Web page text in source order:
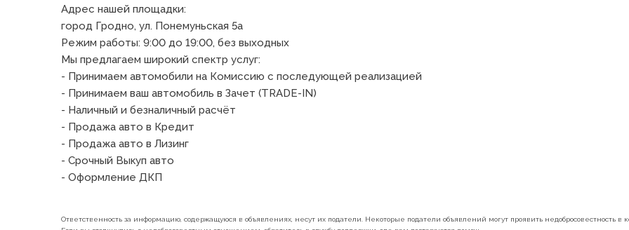
Адрес нашей площадки:
город Гродно, ул. Понемуньская 5а
Режим работы: 9:00 до 19:00, без выходных
Мы предлагаем широкий спектр услуг:
- Принимаем автомобили на Комиссию с последующей реализацией
- Принимаем ваш автомобиль в Зачет (TRADE-IN)
- Наличный и безналичный расчёт
- Продажа авто в Кредит
- Продажа авто в Лизинг
- Срочный Выкуп авто
- Оформление ДКП
Ответственность за информацию, содержащуюся в объявлениях, несут их податели. Некоторые податели объявлений могут проявить недобросовестность в